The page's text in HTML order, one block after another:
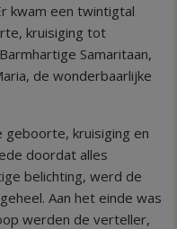
kwam een twintigtal
kruisiging tot
Samaritaan,
de wonderbaarlijke
geboorte, kruisiging en
doordat alles
belichting, werd de
Aan het einde was
werden de verteller,